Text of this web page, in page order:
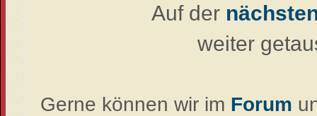
Auf der
weiter
Gerne können wir im Forum